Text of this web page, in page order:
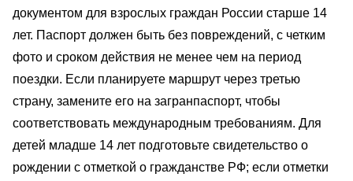
документом для взрослых граждан России старше 14
лет. Паспорт должен быть без повреждений, с четким
фото и сроком действия не менее чем на период
поездки. Если планируете маршрут через третью
страну, замените его на загранпаспорт, чтобы
соответствовать международным требованиям. Для
детей младше 14 лет подготовьте свидетельство о
рождении с отметкой о гражданстве РФ; если отметки